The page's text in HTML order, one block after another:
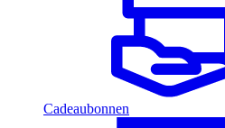
Cadeaubonnen